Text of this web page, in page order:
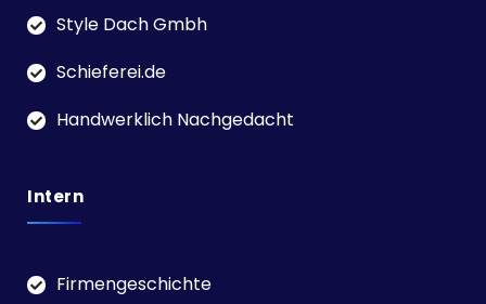
Style Dach Gmbh
Schieferei.de
Handwerklich Nachgedacht
Intern
Firmengeschichte